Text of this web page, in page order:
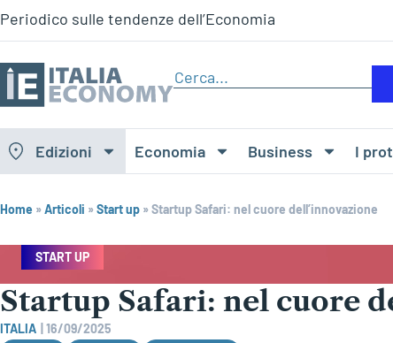
Periodico sulle tendenze dell’Economia
Edizioni Economia Business I
Home »Articoli »Start up »Startup Safari: nel cuore dell’innovazione
START UP
Startup Safari: nel cuore
ITALIA
16/09/2025